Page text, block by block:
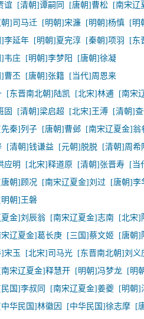
谊 [清朝]谭嗣同 [唐朝]曹松
[南宋辽
朝]司马迁 [明朝]宋濂 [明朝]杨慎
[明
]李延年 [明朝]夏完淳 [秦朝]项羽
[东
]韦庄 [明朝]李梦阳
[唐朝]徐凝
曹丕 [唐朝]张籍
[当代]周恩来
[东晋南北朝]陆凯 [北宋]林逋
[南宋
固 [清朝]梁启超 [北宋]王溥
[清朝]
[先秦]列子 [唐朝]曹邺
[南宋辽夏金]翁
[清朝]钱谦益 [元朝]脱脱
[清朝]周希
应明 [北宋]释道原 [清朝]张晋寿
[当
[唐朝]顾况 [南宋辽夏金]刘过
[唐朝]李
[明朝]王磐
金]刘辰翁 [南宋辽夏金]志南
[北宋]
宋辽夏金]葛长庚 [三国]蔡文姬
[唐朝]
宋玉 [北宋]司马光
[东晋南北朝]刘义
[南宋辽夏金]释慧开 [明朝]冯梦龙
[明
[民国]李叔同 [南宋辽夏金]姜夔
[明朝]
[中华民国]林徽因 [中华民国]徐志摩
[